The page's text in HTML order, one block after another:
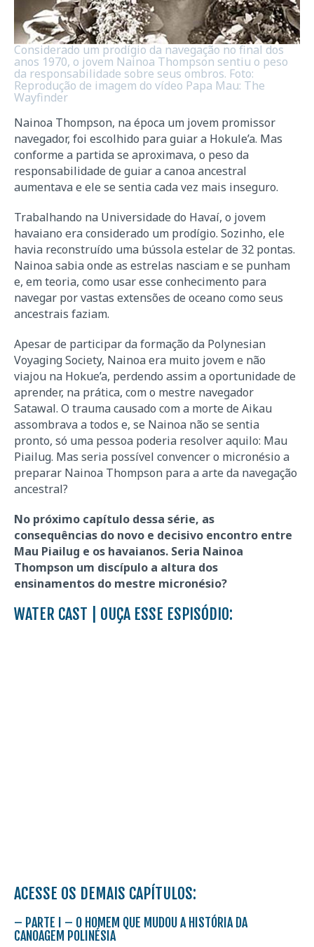
Considerado um prodígio da navegação no final dos
anos 1970, o jovem Nainoa Thompson sentiu o peso
da responsabilidade sobre seus ombros. Foto:
Reprodução de imagem do vídeo Papa Mau: The
Wayfinder
Nainoa Thompson, na época um jovem promissor
navegador, foi escolhido para guiar a Hokule’a. Mas
conforme a partida se aproximava, o peso da
responsabilidade de guiar a canoa ancestral
aumentava e ele se sentia cada vez mais inseguro.
Trabalhando na Universidade do Havaí, o jovem
havaiano era considerado um prodígio. Sozinho, ele
havia reconstruído uma bússola estelar de 32 pontas.
Nainoa sabia onde as estrelas nasciam e se punham
e, em teoria, como usar esse conhecimento para
navegar por vastas extensões de oceano como seus
ancestrais faziam.
Apesar de participar da formação da Polynesian
Voyaging Society, Nainoa era muito jovem e não
viajou na Hokue’a, perdendo assim a oportunidade de
aprender, na prática, com o mestre navegador
Satawal. O trauma causado com a morte de Aikau
assombrava a todos e, se Nainoa não se sentia
pronto, só uma pessoa poderia resolver aquilo: Mau
Piailug. Mas seria possível convencer o micronésio a
preparar Nainoa Thompson para a arte da navegação
ancestral?
No próximo capítulo dessa série, as
consequências do novo e decisivo encontro entre
Mau Piailug e os havaianos. Seria Nainoa
Thompson um discípulo a altura dos
ensinamentos do mestre micronésio?
WATER CAST | OUÇA ESSE ESPISÓDIO:
ACESSE OS DEMAIS CAPÍTULOS:
– PARTE I – O HOMEM QUE MUDOU A HISTÓRIA DA
CANOAGEM POLINÉSIA